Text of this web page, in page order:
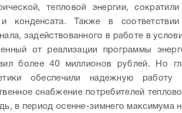
тепловой энергии,
конденсата. Также в
задействованного в работе в
от реализации программы
более 40 миллионов рублей. Но
обеспечили надежную работу
снабжение потребителей
в период осенне-зимнего максимума